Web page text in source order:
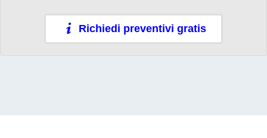
Richiedi preventivi gratis